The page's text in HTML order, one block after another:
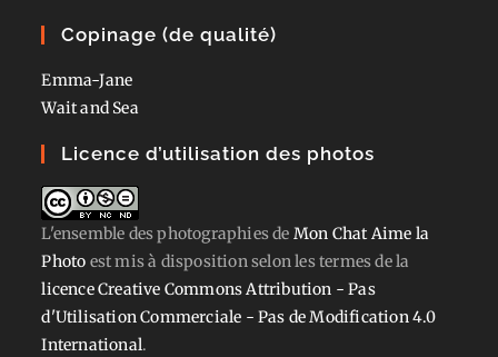
Copinage (de qualité)
Emma-Jane
Wait and Sea
Licence d’utilisation des photos
L'ensemble des photographiesde Mon Chat Aime la
Photo est mis à disposition selon les termes de la
licence Creative Commons Attribution - Pas
d'Utilisation Commerciale - Pas de Modification 4.0
International.